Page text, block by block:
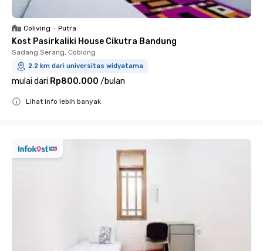
Coliving • Putra
Kost Pasirkaliki House Cikutra Bandung
Sadang Serang, Coblong
2.2 km dari universitas widyatama
mulai dari Rp800.000 /bulan
Lihat info lebih banyak